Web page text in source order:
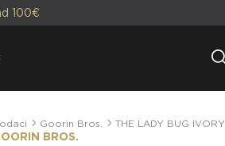
100€
Goorin Bros. THE LADY BUG IVORY
BROS.